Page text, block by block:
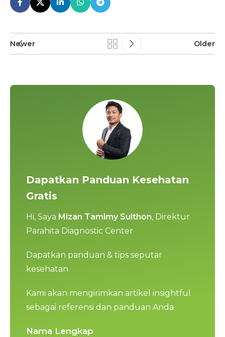
Newer Older
Dapatkan Panduan Kesehatan
Gratis
Hi, Saya Mizan Tamimy Sulthon, Direktur
Parahita Diagnostic Center
Dapatkan panduan & tips seputar
kesehatan
Kami akan mengirimkan artikel insightful
sebagai referensi dan panduan Anda
Nama Lengkap